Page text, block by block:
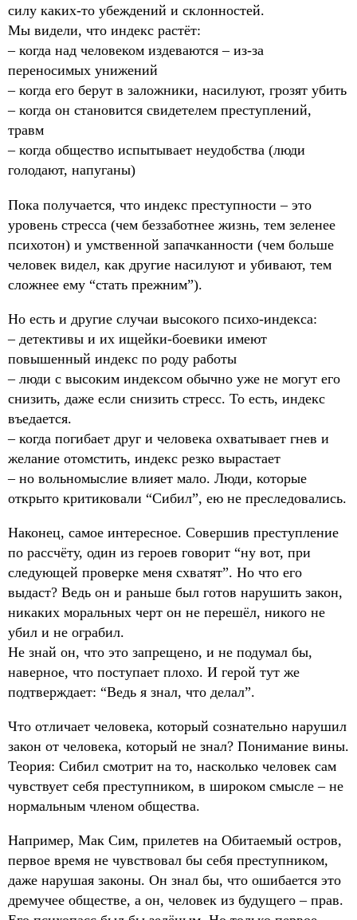
силу каких-то убеждений и склонностей.
Мы видели, что индекс растёт:
– когда над человеком издеваются – из-за
переносимых унижений
– когда его берут в заложники, насилуют, грозят убить
– когда он становится свидетелем преступлений,
травм
– когда общество испытывает неудобства (люди
голодают, напуганы)
Пока получается, что индекс преступности – это
уровень стресса (чем беззаботнее жизнь, тем зеленее
психотон) и умственной запачканности (чем больше
человек видел, как другие насилуют и убивают, тем
сложнее ему “стать прежним”).
Но есть и другие случаи высокого психо-индекса:
– детективы и их ищейки-боевики имеют
повышенный индекс по роду работы
– люди с высоким индексом обычно уже не могут его
снизить, даже если снизить стресс. То есть, индекс
въедается.
– когда погибает друг и человека охватывает гнев и
желание отомстить, индекс резко вырастает
– но вольномыслие влияет мало. Люди, которые
открыто критиковали “Сибил”, ею не преследовались.
Наконец, самое интересное. Совершив преступление
по рассчёту, один из героев говорит “ну вот, при
следующей проверке меня схватят”. Но что его
выдаст? Ведь он и раньше был готов нарушить закон,
никаких моральных черт он не перешёл, никого не
убил и не ограбил.
Не знай он, что это запрещено, и не подумал бы,
наверное, что поступает плохо. И герой тут же
подтверждает: “Ведь я знал, что делал”.
Что отличает человека, который сознательно нарушил
закон от человека, который не знал? Понимание вины.
Теория: Сибил смотрит на то, насколько человек сам
чувствует себя преступником, в широком смысле – не
нормальным членом общества.
Например, Мак Сим, прилетев на Обитаемый остров,
первое время не чувствовал бы себя преступником,
даже нарушая законы. Он знал бы, что ошибается это
дремучее обществе, а он, человек из будущего – прав.